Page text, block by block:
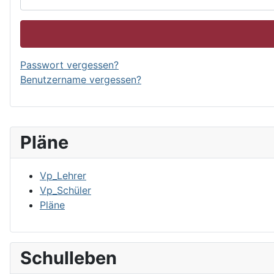
Pläne
Vp_Lehrer
Vp_Schüler
Pläne
Schulleben
Passwort vergessen?
Benutzername vergessen?